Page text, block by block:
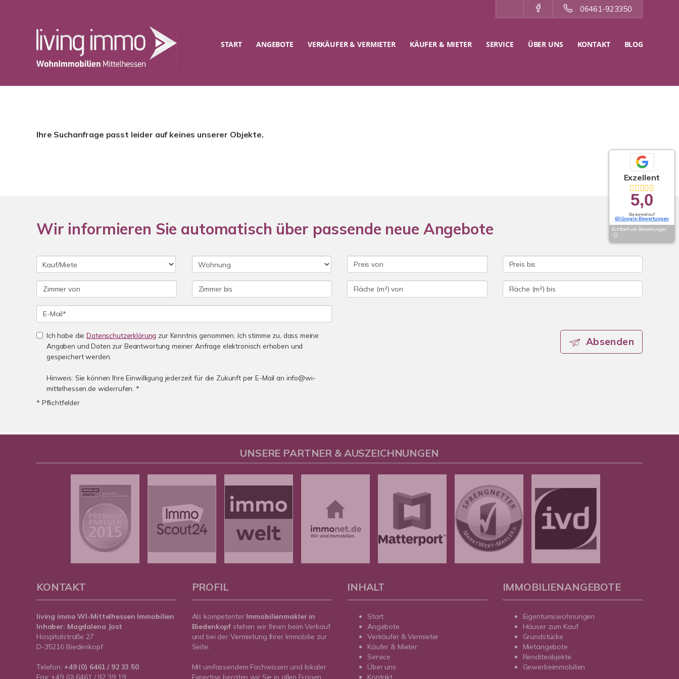
06461-923350
START ANGEBOTE VERKÄUFER & VERMIETER KÄUFER & MIETER SERVICE ÜBER UNS KONTAKT BLOG
Ihre Suchanfrage passt leider auf keines unserer Objekte.
Wir informieren Sie automatisch über passende neue Angebote
Ich habe dieDatenschutzerklärung zur Kenntnis genommen. Ich stimme zu, dass meine
Angaben und Daten zur Beantwortung meiner Anfrage elektronisch erhoben und
gespeichert werden.
Hinweis: Sie können Ihre Einwilligung jederzeit für die Zukunft per E-Mail an info@wi-
mittelhessen.de widerrufen. *
* Pflichtfelder
Absenden
Exzellent
5,0
Basierend auf
60 Google-Bewertungen
Echtheit von Bewertungen
UNSERE PARTNER & AUSZEICHNUNGEN
KONTAKT
living immo WI-Mittelhessen Immobilien
Inhaber: Magdalena Jost
Hospitalstraße 27
D-35216 Biedenkopf
Telefon: +49 (0) 6461 / 92 33 50
Fax: +49 (0) 6461 / 92 39 19
PROFIL
Als kompetenter Immobilienmakler in
Biedenkopf stehen wir Ihnen beim Verkauf
und bei der Vermietung Ihrer Immobilie zur
Seite.
Mit umfassendem Fachwissen und lokaler
Expertise beraten wir Sie in allen Fragen
INHALT
Start
Angebote
Verkäufer & Vermieter
Käufer & Mieter
Service
Über uns
Kontakt
IMMOBILIENANGEBOTE
Eigentumswohnungen
Häuser zum Kauf
Grundstücke
Mietangebote
Renditeobjekte
Gewerbeimmobilien